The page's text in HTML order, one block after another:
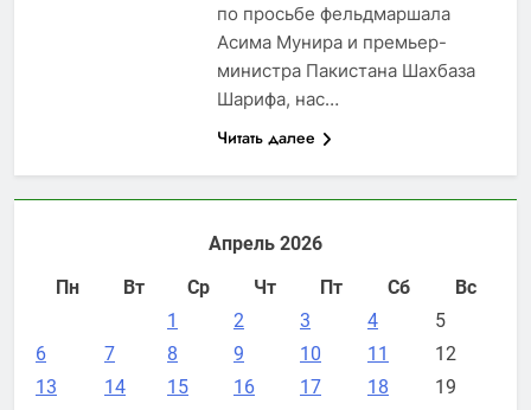
по просьбе фельдмаршала
Асима Мунира и премьер-
министра Пакистана Шахбаза
Шарифа, нас…
Читать далее
Апрель 2026
Пн
Вт Ср Чт Пт Сб
Вс
1
2 3 4
5
6
7 8 9 10 11
12
13
14 15 16 17 18
19